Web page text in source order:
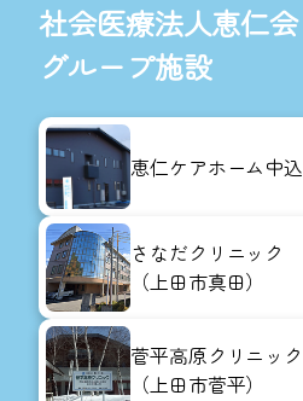
社会医療法人恵仁会
グループ施設
恵仁ケアホーム中込
さなだクリニック
（上田市真田）
菅平高原クリニック
（上田市菅平）